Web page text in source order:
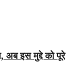
अब इस मुद्दे को पूरे